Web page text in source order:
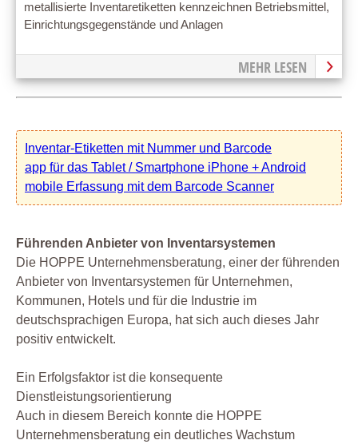
metallisierte Inventaretiketten kennzeichnen Betriebsmittel,
Einrichtungsgegenstände und Anlagen
MEHR LESEN
Inventar-Etiketten mit Nummer und Barcode
app für das Tablet / Smartphone iPhone + Android
mobile Erfassung mit dem Barcode Scanner
Führenden Anbieter von Inventarsystemen
Die HOPPE Unternehmensberatung, einer der führenden
Anbieter von Inventarsystemen für Unternehmen,
Kommunen, Hotels und für die Industrie im
deutschsprachigen Europa, hat sich auch dieses Jahr
positiv entwickelt.
Ein Erfolgsfaktor ist die konsequente
Dienstleistungsorientierung
Auch in diesem Bereich konnte die HOPPE
Unternehmensberatung ein deutliches Wachstum